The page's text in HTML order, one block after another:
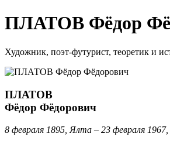
ПЛАТОВ Фёдор
Художник, поэт-футурист, теоретик и
ПЛАТОВ
Фёдор Фёдорович
8 февраля 1895, Ялта – 23 февраля